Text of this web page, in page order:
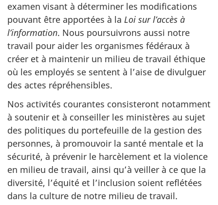
examen visant à déterminer les modifications
pouvant être apportées à la Loi sur l’accès à
l’information. Nous poursuivrons aussi notre
travail pour aider les organismes fédéraux à
créer et à maintenir un milieu de travail éthique
où les employés se sentent à l’aise de divulguer
des actes répréhensibles.
Nos activités courantes consisteront notamment
à soutenir et à conseiller les ministères au sujet
des politiques du portefeuille de la gestion des
personnes, à promouvoir la santé mentale et la
sécurité, à prévenir le harcèlement et la violence
en milieu de travail, ainsi qu’à veiller à ce que la
diversité, l’équité et l’inclusion soient reflétées
dans la culture de notre milieu de travail.